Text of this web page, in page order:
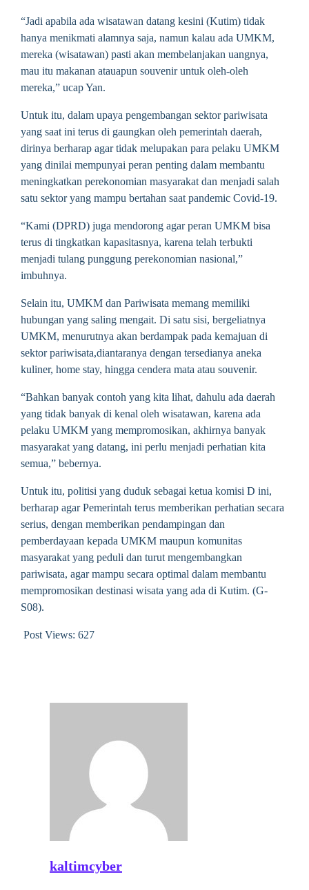
“Jadi apabila ada wisatawan datang kesini (Kutim) tidak
hanya menikmati alamnya saja, namun kalau ada UMKM,
mereka (wisatawan) pasti akan membelanjakan uangnya,
mau itu makanan atauapun souvenir untuk oleh-oleh
mereka,” ucap Yan.
Untuk itu, dalam upaya pengembangan sektor pariwisata
yang saat ini terus di gaungkan oleh pemerintah daerah,
dirinya berharap agar tidak melupakan para pelaku UMKM
yang dinilai mempunyai peran penting dalam membantu
meningkatkan perekonomian masyarakat dan menjadi salah
satu sektor yang mampu bertahan saat pandemic Covid-19.
“Kami (DPRD) juga mendorong agar peran UMKM bisa
terus di tingkatkan kapasitasnya, karena telah terbukti
menjadi tulang punggung perekonomian nasional,”
imbuhnya.
Selain itu, UMKM dan Pariwisata memang memiliki
hubungan yang saling mengait. Di satu sisi, bergeliatnya
UMKM, menurutnya akan berdampak pada kemajuan di
sektor pariwisata,diantaranya dengan tersedianya aneka
kuliner, home stay, hingga cendera mata atau souvenir.
“Bahkan banyak contoh yang kita lihat, dahulu ada daerah
yang tidak banyak di kenal oleh wisatawan, karena ada
pelaku UMKM yang mempromosikan, akhirnya banyak
masyarakat yang datang, ini perlu menjadi perhatian kita
semua,” bebernya.
Untuk itu, politisi yang duduk sebagai ketua komisi D ini,
berharap agar Pemerintah terus memberikan perhatian secara
serius, dengan memberikan pendampingan dan
pemberdayaan kepada UMKM maupun komunitas
masyarakat yang peduli dan turut mengembangkan
pariwisata, agar mampu secara optimal dalam membantu
mempromosikan destinasi wisata yang ada di Kutim. (G-
S08).
Post Views: 627
kaltimcyber